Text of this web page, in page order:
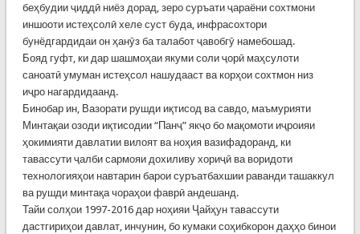
беҳбудии ҷиддӣ ниёз дорад, зеро суръати ҷараёни сохтмони
иншооти истеҳсолӣ хеле суст буда, инфрасохтори
бунёдгардидаи он ҳанӯз ба талабот ҷавобгӯ намебошад.
Бояд гуфт, ки дар шашмоҳаи якуми соли ҷорӣ маҳсулоти
саноатӣ умуман истеҳсол нашудааст ва корҳои сохтмон низ
иҷро нагардидаанд.
Бинобар ин, Вазорати рушди иқтисод ва савдо, маъмурияти
Минтақаи озоди иқтисодии “Панҷ” якҷо бо мақомоти иҷроияи
ҳокимияти давлатии вилоят ва ноҳия вазифадоранд, ки
тавассути ҷалби сармояи дохиливу хориҷӣ ва воридоти
технологияҳои навтарин барои суръатбахшии раванди ташаккул
ва рушди минтақа чораҳои фаврӣ андешанд.
Тайи солҳои 1997-2016 дар ноҳияи Ҷайҳун тавассути
дастгириҳои давлат, инчунин, бо кумаки соҳибкорон даҳҳо бинои